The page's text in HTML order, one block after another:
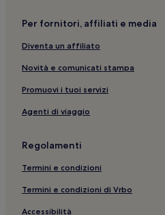
Per fornitori, affiliati e media
Diventa un affiliato
Novità e comunicati stampa
Promuovi i tuoi servizi
Agenti di viaggio
Regolamenti
Termini e condizioni
Termini e condizioni di Vrbo
Accessibilità